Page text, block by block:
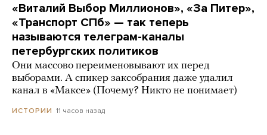
«Виталий Выбор Миллионов», «За Питер»,
«Транспорт СПб» — так теперь
называются телеграм-каналы
петербургских политиков
Они массово переименовывают их перед
выборами. А спикер заксобрания даже удалил
канал в «Максе» (Почему? Никто не понимает)
ИСТОРИИ 11 часов назад